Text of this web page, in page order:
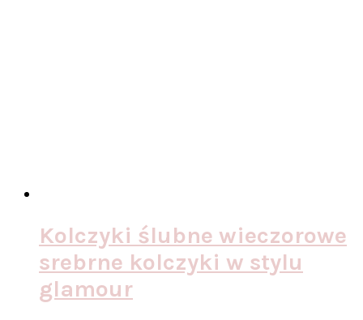
Kolczyki ślubne wieczorowe
srebrne kolczyki w stylu
glamour